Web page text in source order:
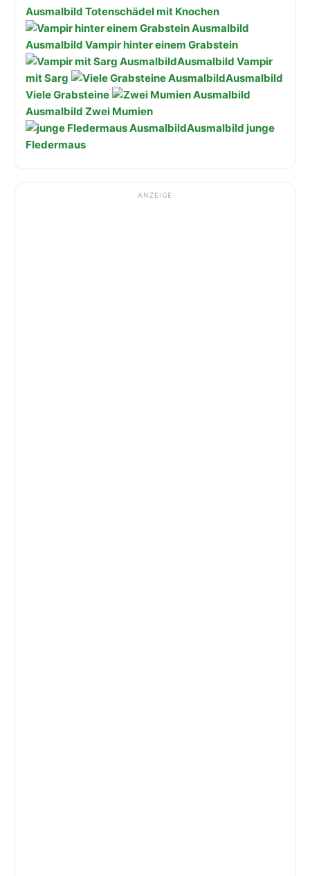
Ausmalbild Totenschädel mit Knochen
Ausmalbild Vampir hinter einem Grabstein
Ausmalbild Vampir
mit Sarg
Ausmalbild
Viele Grabsteine
Ausmalbild Zwei Mumien
Ausmalbild junge
Fledermaus
ANZEIGE